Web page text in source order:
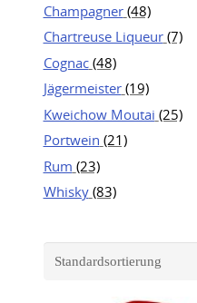
Champagner (48)
Chartreuse Liqueur (7)
Cognac (48)
Jägermeister (19)
Kweichow Moutai (25)
Portwein (21)
Rum (23)
Whisky (83)